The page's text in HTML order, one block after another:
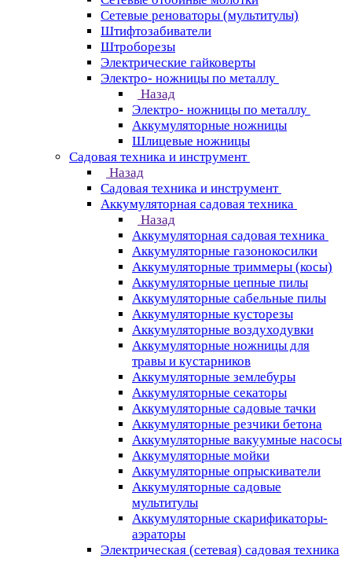
Сетевые реноваторы (мультитулы)
Штифтозабиватели
Штроборезы
Электрические гайковерты
Электро- ножницы по металлу
Назад
Электро- ножницы по металлу
Аккумуляторные ножницы
Шлицевые ножницы
Cадовая техника и инструмент
Назад
Cадовая техника и инструмент
Аккумуляторная садовая техника
Назад
Аккумуляторная садовая техника
Аккумуляторные газонокосилки
Аккумуляторные триммеры (косы)
Аккумуляторные цепные пилы
Аккумуляторные сабельные пилы
Аккумуляторные кусторезы
Аккумуляторные воздуходувки
Аккумуляторные ножницы для
травы и кустарников
Аккумуляторные землебуры
Аккумуляторные секаторы
Аккумуляторные садовые тачки
Аккумуляторные резчики бетона
Аккумуляторные вакуумные насосы
Аккумуляторные мойки
Аккумуляторные опрыскиватели
Аккумуляторные садовые
мультитулы
Аккумуляторные скарификаторы-
аэраторы
Электрическая (сетевая) садовая техника